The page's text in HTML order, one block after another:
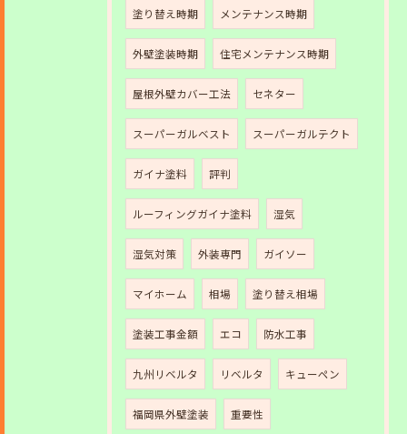
塗り替え時期 メンテナンス時期
外壁塗装時期 住宅メンテナンス時期
屋根外壁カバー工法 セネター
スーパーガルベスト スーパーガルテクト
ガイナ塗料 評判
ルーフィングガイナ塗料 湿気
湿気対策 外装専門 ガイソー
マイホーム 相場 塗り替え相場
塗装工事金額 エコ 防水工事
九州リベルタ リベルタ キューペン
福岡県外壁塗装 重要性